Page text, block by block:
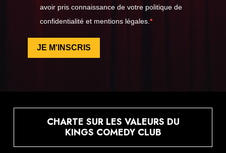
avoir pris connaissance de votre politique de
confidentialité et mentions légales.
JE M'INSCRIS
CHARTE SUR LES VALEURS DU
KINGS COMEDY CLUB